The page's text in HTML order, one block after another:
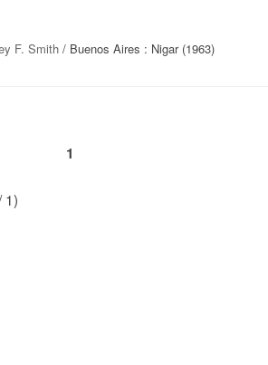
F. Smith / Buenos Aires : Nigar (1963)
1
1)